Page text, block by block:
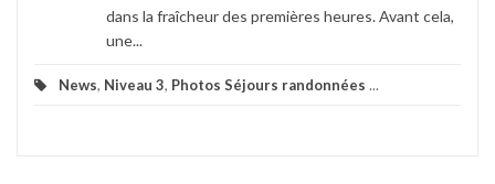
dans la fraîcheur des premières heures. Avant cela,
une...
News, Niveau 3, Photos Séjours randonnées ...